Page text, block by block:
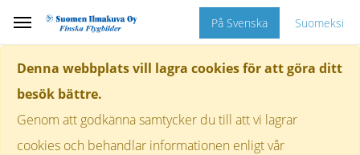
Denna webbplats vill lagra cookies för att göra ditt
besök bättre.
Genom att godkänna samtycker du till att vi lagrar
cookies och behandlar informationen enligt vår
På Svenska Suomeksi